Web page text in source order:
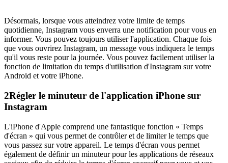
Désormais, lorsque vous atteindrez votre limite de temps
quotidienne, Instagram vous enverra une notification pour vous en
informer. Vous pouvez toujours utiliser l'application. Chaque fois
que vous ouvrirez Instagram, un message vous indiquera le temps
qu'il vous reste pour la journée. Vous pouvez facilement utiliser la
fonction de limitation du temps d'utilisation d'Instagram sur votre
Android et votre iPhone.
2Régler le minuteur de l'application iPhone sur
Instagram
L'iPhone d'Apple comprend une fantastique fonction « Temps
d'écran » qui vous permet de contrôler et de limiter le temps que
vous passez sur votre appareil. Le temps d'écran vous permet
également de définir un minuteur pour les applications de réseaux